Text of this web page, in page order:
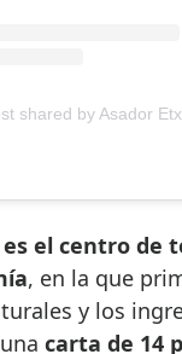
shared by Asador Etxebarri ®️
el centro de
, en la que
y los
carta de 14